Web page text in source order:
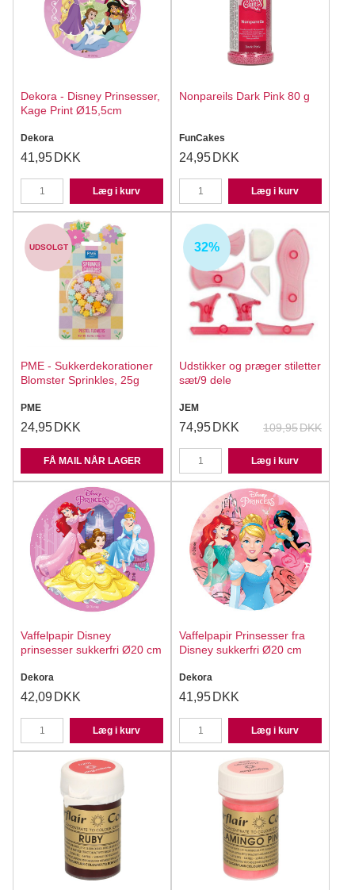
Dekora - Disney Prinsesser,
Kage Print Ø15,5cm
Dekora
41,95 DKK
Læg i kurv
Nonpareils Dark Pink 80 g
FunCakes
24,95 DKK
Læg i kurv
UDSOLGT
PME - Sukkerdekorationer
Blomster Sprinkles, 25g
PME
24,95 DKK
FÅ MAIL NÅR LAGER
32%
Udstikker og præger stiletter
sæt/9 dele
JEM
109,95DKK
74,95 DKK
Læg i kurv
Vaffelpapir Disney
prinsesser sukkerfri Ø20 cm
Dekora
42,09 DKK
Læg i kurv
Vaffelpapir Prinsesser fra
Disney sukkerfri Ø20 cm
Dekora
41,95 DKK
Læg i kurv